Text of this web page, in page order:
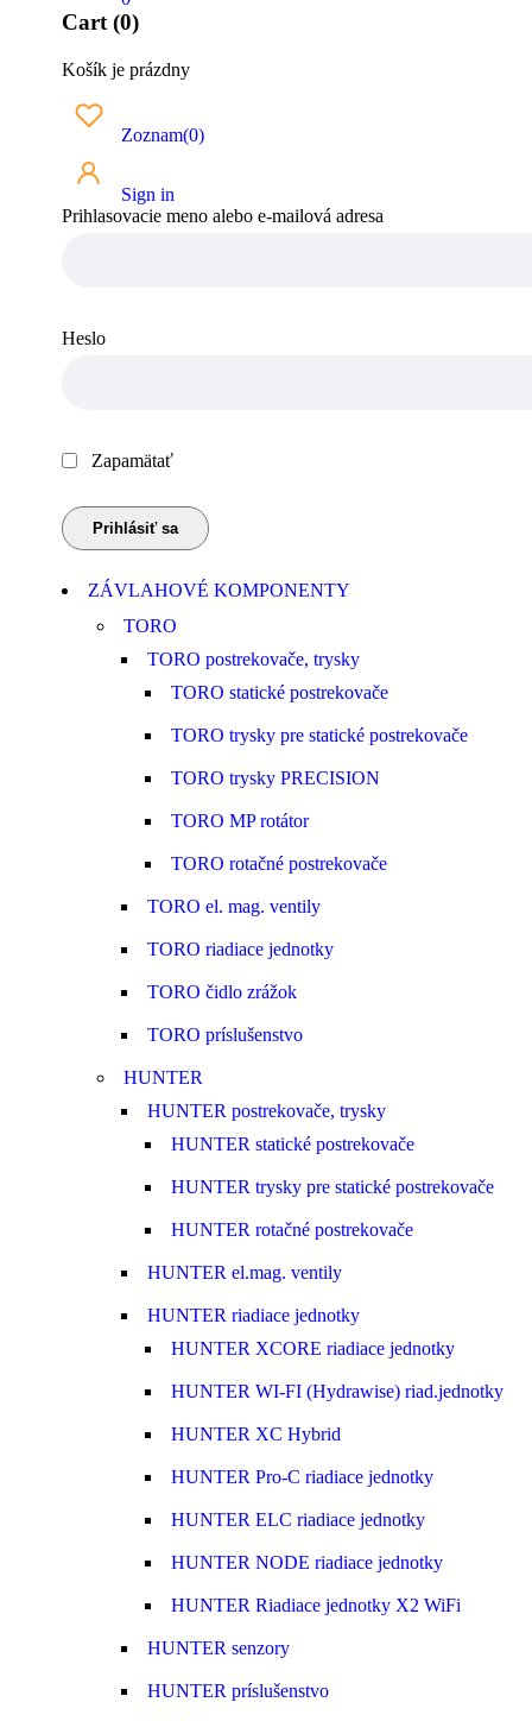
Cart (0)
Košík je prázdny
Zoznam(0)
Sign in
Prihlasovacie meno alebo e-mailová adresa
Heslo
Zapamätať
ZÁVLAHOVÉ KOMPONENTY
TORO
TORO postrekovače, trysky
TORO statické postrekovače
TORO trysky pre statické postrekovače
TORO trysky PRECISION
TORO MP rotátor
TORO rotačné postrekovače
TORO el. mag. ventily
TORO riadiace jednotky
TORO čidlo zrážok
TORO príslušenstvo
HUNTER
HUNTER postrekovače, trysky
HUNTER statické postrekovače
HUNTER trysky pre statické postrekovače
HUNTER rotačné postrekovače
HUNTER el.mag. ventily
HUNTER riadiace jednotky
HUNTER XCORE riadiace jednotky
HUNTER WI-FI (Hydrawise) riad.jednotky
HUNTER XC Hybrid
HUNTER Pro-C riadiace jednotky
HUNTER ELC riadiace jednotky
HUNTER NODE riadiace jednotky
HUNTER Riadiace jednotky X2 WiFi
HUNTER senzory
HUNTER príslušenstvo